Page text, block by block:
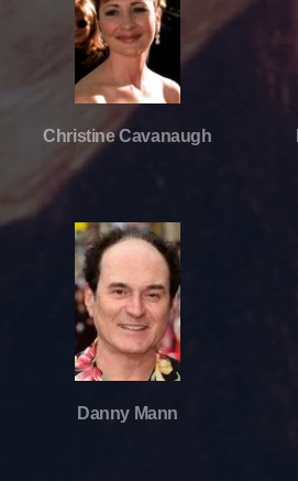
Christine Cavanaugh
Danny Mann